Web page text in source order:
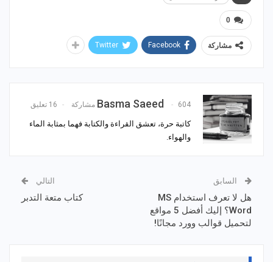
0
مشاركة Facebook
Twitter
Basma Saeed 604 مشاركة 16 تعليق
كاتبة حرة، تعشق القراءة والكتابة فهما بمثابة الماء
والهواء.
السابق
هل لا تعرف استخدام MS
Word؟ إليك أفضل 5 مواقع
لتحميل قوالب وورد مجانًا!
التالي
كتاب متعة التدبر